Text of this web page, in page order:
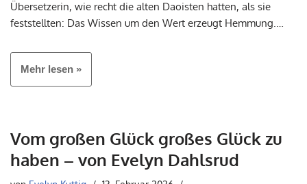
Übersetzerin, wie recht die alten Daoisten hatten, als sie
feststellten: Das Wissen um den Wert erzeugt Hemmung.…
Mehr lesen »
Vom großen Glück großes Glück zu
haben – von Evelyn Dahlsrud